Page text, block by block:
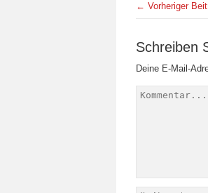
← Vorheriger
Schreiben
Deine E-Mail-